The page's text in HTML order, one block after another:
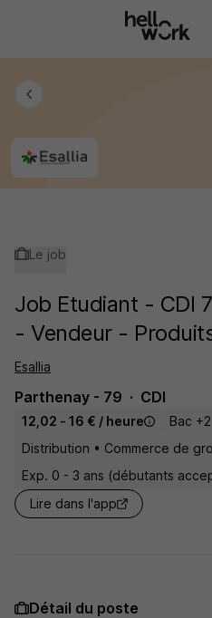
Le job
Job Etudiant - CDI
- Vendeur -
Esallia
Parthenay - 79 CDI
12,02 - 16 € / heure
Bac +2
Distribution • Commerce de
Exp. 0 - 3 ans (débutants
Lire dans l'app
Détail du poste